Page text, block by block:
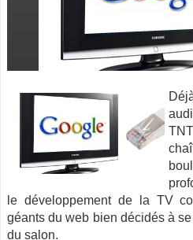
le développement de la TV
géants duweb bien décidés à
du salon.